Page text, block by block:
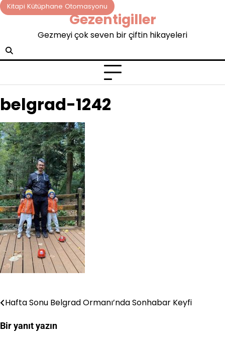
Skip
to
Kitapi Kütüphane Otomasyonu
Gezentigiller
Gezmeyi çok seven bir çiftin hikayeleri
belgrad-1242
Yazı
gezinmesi
Hafta Sonu Belgrad Ormanı’nda Sonhabar Keyfi
Bir yanıt yazın